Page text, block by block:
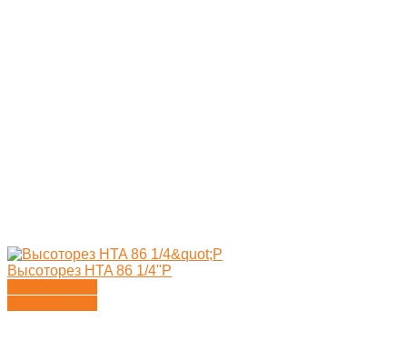
Высоторез HTA 86 1/4"P